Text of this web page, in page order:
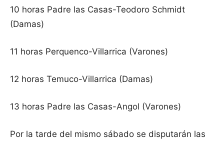
10 horas Padre las Casas-Teodoro Schmidt
(Damas)
11 horas Perquenco-Villarrica (Varones)
12 horas Temuco-Villarrica (Damas)
13 horas Padre las Casas-Angol (Varones)
Por la tarde del mismo sábado se disputarán las